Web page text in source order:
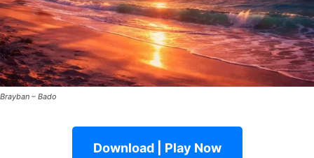
Brayban – Bado
Download | Play Now